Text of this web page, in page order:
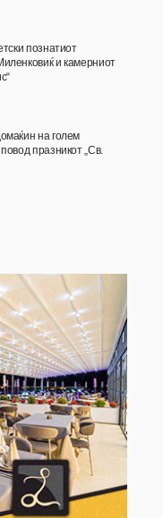
познатиот
и камерниот
на голем
празникот „Св.